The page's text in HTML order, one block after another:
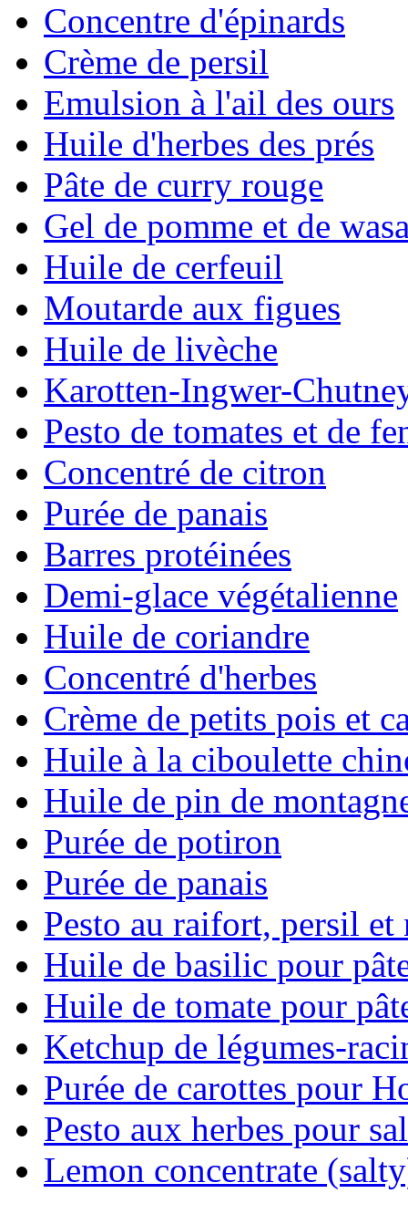
Concentre d'épinards
Crème de persil
Emulsion à l'ail des ours
Huile d'herbes des prés
Pâte de curry rouge
Gel de pomme et de
Huile de cerfeuil
Moutarde aux figues
Huile de livèche
Karotten-Ingwer-
Pesto de tomates et de
Concentré de citron
Purée de panais
Barres protéinées
Demi-glace végétalienne
Huile de coriandre
Concentré d'herbes
Crème de petits pois et
Huile à la ciboulette
Huile de pin de
Purée de potiron
Purée de panais
Pesto au raifort, persil et
Huile de basilic pour
Huile de tomate pour
Ketchup de légumes-
Purée de carottes pour
Pesto aux herbes pour
Lemon concentrate